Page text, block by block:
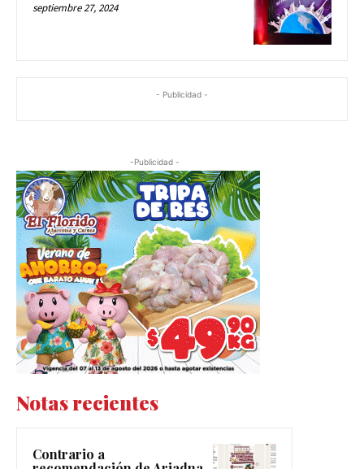
septiembre 27, 2024
- Publicidad -
-Publicidad -
Notas recientes
Contrario a